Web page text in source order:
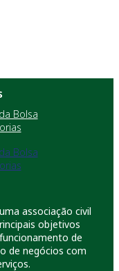
Bolsa
Bolsa
associação civil
objetivos
de
de negócios com